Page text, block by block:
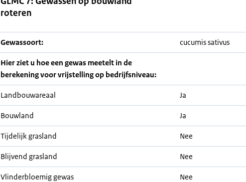
roteren
Gewassoort: cucumis sativus
Hier ziet u hoe een gewas meetelt in de
berekening voor vrijstelling op bedrijfsniveau:
Landbouwareaal Ja
Bouwland Ja
Tijdelijk grasland Nee
Blijvend grasland Nee
Vlinderbloemig gewas Nee